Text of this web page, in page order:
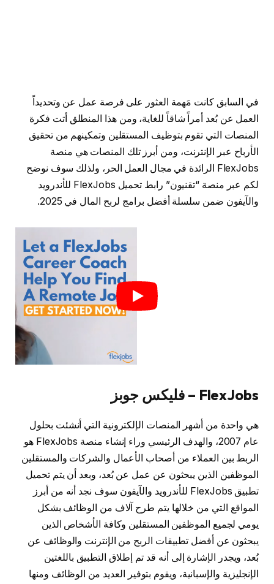
في السابق كانت مَهمة العثور على فرصة عمل عن وتحديداً
العمل عن بُعد أمراً شاقاً للغاية، ومن هذا المنطلق أتت فكرة
المنصات التي تقوم بتوظيف المستقلين وتمكينهم من تحقيق
الأرباح عبر الإنترنت، ومن أبرز تلك المنصات هي منصة
FlexJobs الرائدة في مجال العمل الحر، ولذلك سوف نوضح
لكم عبر منصة “تقنيون” رابط تحميل FlexJobs للأندرويد
والآيفون ضمن سلسلة أفضل برامج لربح المال في 2025.
FlexJobs – فليكس جوبز
هي واحدة من أشهر المنصات الإلكترونية التي أنشئت بحلول
عام 2007، والهدف الرئيسي وراء إنشاء منصة FlexJobs هو
الربط بين العملاء من أصحاب الأعمال والشركات والمستقلين
الموظفين الذين يبحثون عن عمل عن بُعد، وبعد أن يتم تحميل
تطبيق FlexJobs للأندرويد والآيفون سوف نجد أنه من أبرز
المواقع التي من خلالها يتم طرح آلاف من الوظائف بشكل
يومي لجميع الموظفين المستقلين وكافة الأشخاص الذين
يبحثون عن أفضل تطبيقات الربح من الإنترنت والوظائف عن
بُعد، ويجدر الإشارة إلى أنه قد تم إطلاق التطبيق باللغتين
الإنجليزية والإسبانية، ويقوم بتوفير العديد من الوظائف ومنها